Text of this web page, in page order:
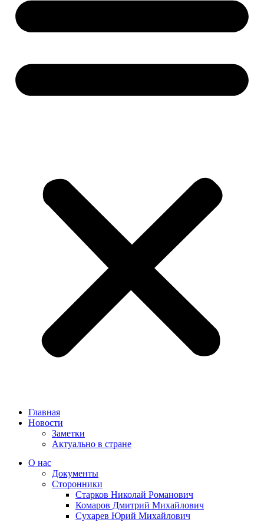
Главная
Новости
Заметки
Актуально в стране
О нас
Документы
Сторонники
Старков Николай Романович
Комаров Дмитрий Михайлович
Сухарев Юрий Михайлович